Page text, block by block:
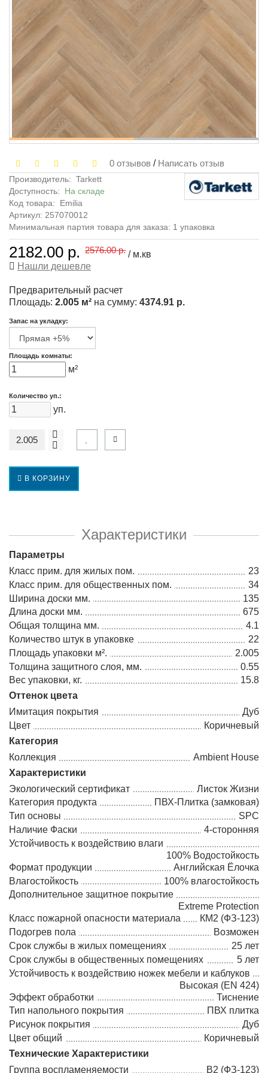
0 отзывов / Написать отзыв
Производитель: Tarkett
Доступность: На складе
Код товара:
Emilia
Артикул: 257070012
Минимальная партия товара для заказа: 1 упаковка
2182.00 р. 2576.00 р. / м.кв
Нашли дешевле
Предварительный расчет
Площадь: 2.005 м² на сумму: 4374.91 р.
Запас на укладку:
Площадь комнаты:
м²
Количество уп.:
уп.
В КОРЗИНУ
Характеристики
Параметры
Класс прим. для жилых пом.
23
Класс прим. для общественных пом.
34
Ширина доски мм.
135
Длина доски мм.
675
Общая толщина мм.
4.1
Количество штук в упаковке
22
Площадь упаковки м².
2.005
Толщина защитного слоя, мм.
0.55
Вес упаковки, кг.
15.8
Оттенок цвета
Имитация покрытия
Дуб
Цвет
Коричневый
Категория
Коллекция
Ambient House
Характеристики
Экологический сертификат
Листок Жизни
Категория продукта
ПВХ-Плитка (замковая)
Тип основы
SPC
Наличие Фаски
4-сторонняя
Устойчивость к воздействию влаги
100% Водостойкость
Формат продукции
Английская Ёлочка
Влагостойкость
100% влагостойкость
Дополнительное защитное покрытие
Extreme Protection
Класс пожарной опасности материала
КМ2 (ФЗ-123)
Подогрев пола
Возможен
Срок службы в жилых помещениях
25 лет
Срок службы в общественных помещениях
5 лет
Устойчивость к воздействию ножек мебели и каблуков
Высокая (EN 424)
Эффект обработки
Тиснение
Тип напольного покрытия
ПВХ плитка
Рисунок покрытия
Дуб
Цвет общий
Коричневый
Технические Характеристики
Группа воспламеняемости
В2 (ФЗ-123)